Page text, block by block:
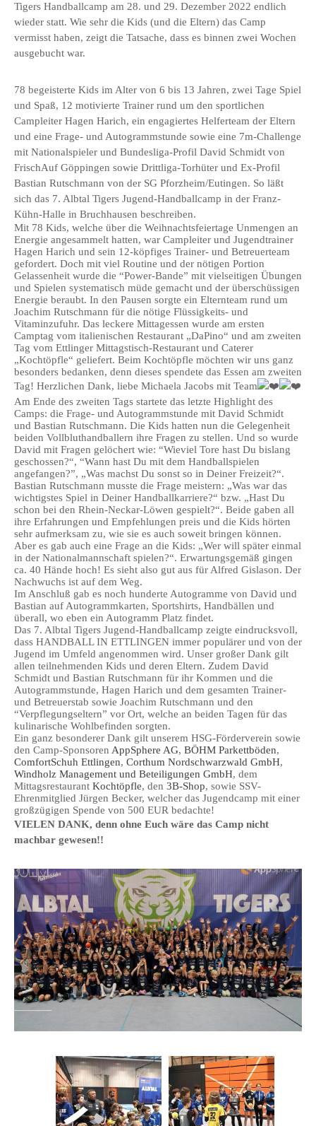
Tigers Handballcamp am 28. und 29. Dezember 2022 endlich
wieder statt. Wie sehr die Kids (und die Eltern) das Camp
vermisst haben, zeigt die Tatsache, dass es binnen zwei Wochen
ausgebucht war.
78 begeisterte Kids im Alter von 6 bis 13 Jahren, zwei Tage Spiel
und Spaß, 12 motivierte Trainer rund um den sportlichen
Campleiter Hagen Harich, ein engagiertes Helferteam der Eltern
und eine Frage- und Autogrammstunde sowie eine 7m-Challenge
mit Nationalspieler und Bundesliga-Profil David Schmidt von
FrischAuf Göppingen sowie Drittliga-Torhüter und Ex-Profil
Bastian Rutschmann von der SG Pforzheim/Eutingen. So läßt
sich das 7. Albtal Tigers Jugend-Handballcamp in der Franz-
Kühn-Halle in Bruchhausen beschreiben.
Mit 78 Kids, welche über die Weihnachtsfeiertage Unmengen an
Energie angesammelt hatten, war Campleiter und Jugendtrainer
Hagen Harich und sein 12-köpfiges Trainer- und Betreuerteam
gefordert. Doch mit viel Routine und der nötigen Portion
Gelassenheit wurde die “Power-Bande” mit vielseitigen Übungen
und Spielen systematisch müde gemacht und der überschüssigen
Energie beraubt. In den Pausen sorgte ein Elternteam rund um
Joachim Rutschmann für die nötige Flüssigkeits- und
Vitaminzufuhr. Das leckere Mittagessen wurde am ersten
Camptag vom italienischen Restaurant „DaPino“ und am zweiten
Tag vom Ettlinger Mittagstisch-Restaurant und Caterer
„Kochtöpfle“ geliefert. Beim Kochtöpfle möchten wir uns ganz
besonders bedanken, denn dieses spendete das Essen am zweiten
Tag! Herzlichen Dank, liebe Michaela Jacobs mit Team
Am Ende des zweiten Tags startete das letzte Highlight des
Camps: die Frage- und Autogrammstunde mit David Schmidt
und Bastian Rutschmann. Die Kids hatten nun die Gelegenheit
beiden Vollbluthandballern ihre Fragen zu stellen. Und so wurde
David mit Fragen gelöchert wie: “Wieviel Tore hast Du bislang
geschossen?“, “Wann hast Du mit dem Handballspielen
angefangen?”, „Was machst Du sonst so in Deiner Freizeit?“.
Bastian Rutschmann musste die Frage meistern: „Was war das
wichtigstes Spiel in Deiner Handballkarriere?“ bzw. „Hast Du
schon bei den Rhein-Neckar-Löwen gespielt?“. Beide gaben all
ihre Erfahrungen und Empfehlungen preis und die Kids hörten
sehr aufmerksam zu, wie sie es auch soweit bringen können.
Aber es gab auch eine Frage an die Kids: „Wer will später einmal
in der Nationalmannschaft spielen?“. Erwartungsgemäß gingen
ca. 40 Hände hoch! Es sieht also gut aus für Alfred Gislason. Der
Nachwuchs ist auf dem Weg.
Im Anschluß gab es noch hunderte Autogramme von David und
Bastian auf Autogrammkarten, Sportshirts, Handbällen und
überall, wo eben ein Autogramm Platz findet.
Das 7. Albtal Tigers Jugend-Handballcamp zeigte eindrucksvoll,
dass HANDBALL IN ETTLINGEN immer populärer und von der
Jugend im Umfeld angenommen wird. Unser großer Dank gilt
allen teilnehmenden Kids und deren Eltern. Zudem David
Schmidt und Bastian Rutschmann für ihr Kommen und die
Autogrammstunde, Hagen Harich und dem gesamten Trainer-
und Betreuerstab sowie Joachim Rutschmann und den
“Verpflegungseltern” vor Ort, welche an beiden Tagen für das
kulinarische Wohlbefinden sorgten.
Ein ganz besonderer Dank gilt unserem HSG-Förderverein sowie
den Camp-Sponsoren AppSphere AG, BÖHM Parkettböden,
ComfortSchuh Ettlingen, Corthum Nordschwarzwald GmbH,
Windholz Management und Beteiligungen GmbH, dem
Mittagsrestaurant Kochtöpfle, den 3B-Shop, sowie SSV-
Ehrenmitglied Jürgen Becker, welcher das Jugendcamp mit einer
großzügigen Spende von 500 EUR bedachte!
VIELEN DANK, denn ohne Euch wäre das Camp nicht
machbar gewesen!!